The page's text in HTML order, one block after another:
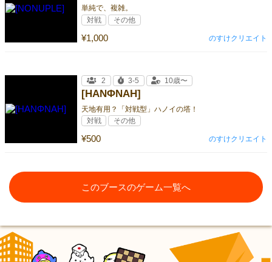
単純で、複雑。
¥1,000
対戦 その他
のすけクリエイト
[HANΦNAH]
天地有用？「対戦型」ハノイの塔！
¥500
2 3-5 10歳〜
対戦 その他
のすけクリエイト
このブースのゲーム一覧へ